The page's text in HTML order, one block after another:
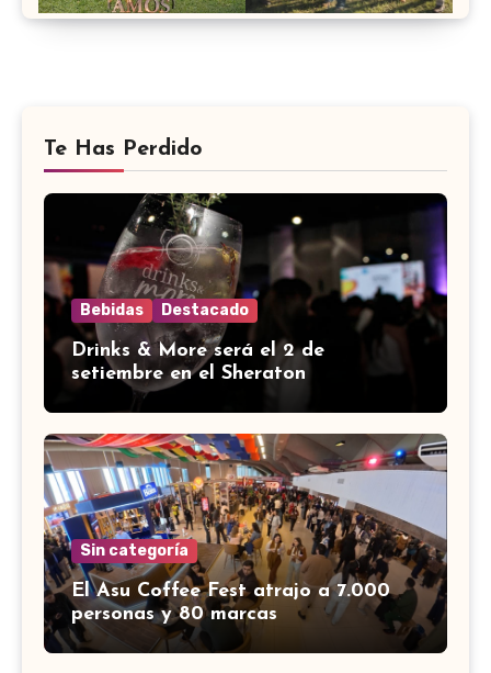
Te Has Perdido
Bebidas Destacado
Drinks & More será el 2 de
setiembre en el Sheraton
Sin categoría
El Asu Coffee Fest atrajo a 7.000
personas y 80 marcas